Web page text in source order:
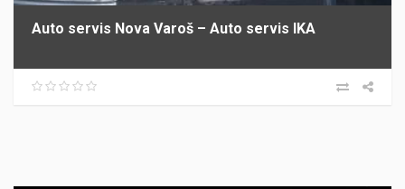
Auto servis Nova Varoš – Auto servis IKA